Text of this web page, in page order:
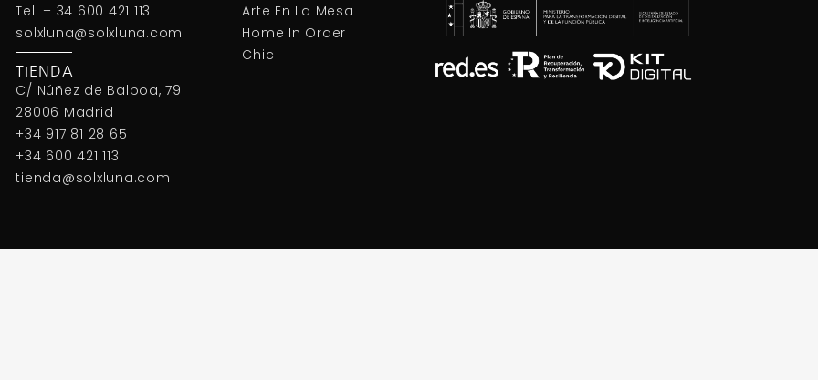
Tel: + 34 600 421 113
solxluna@solxluna.com
TIENDA
C/ Núñez de Balboa, 79
28006 Madrid
+34 917 81 28 65
+34 600 421 113
tienda@solxluna.com
Arte En La Mesa
Home In Order
Chic